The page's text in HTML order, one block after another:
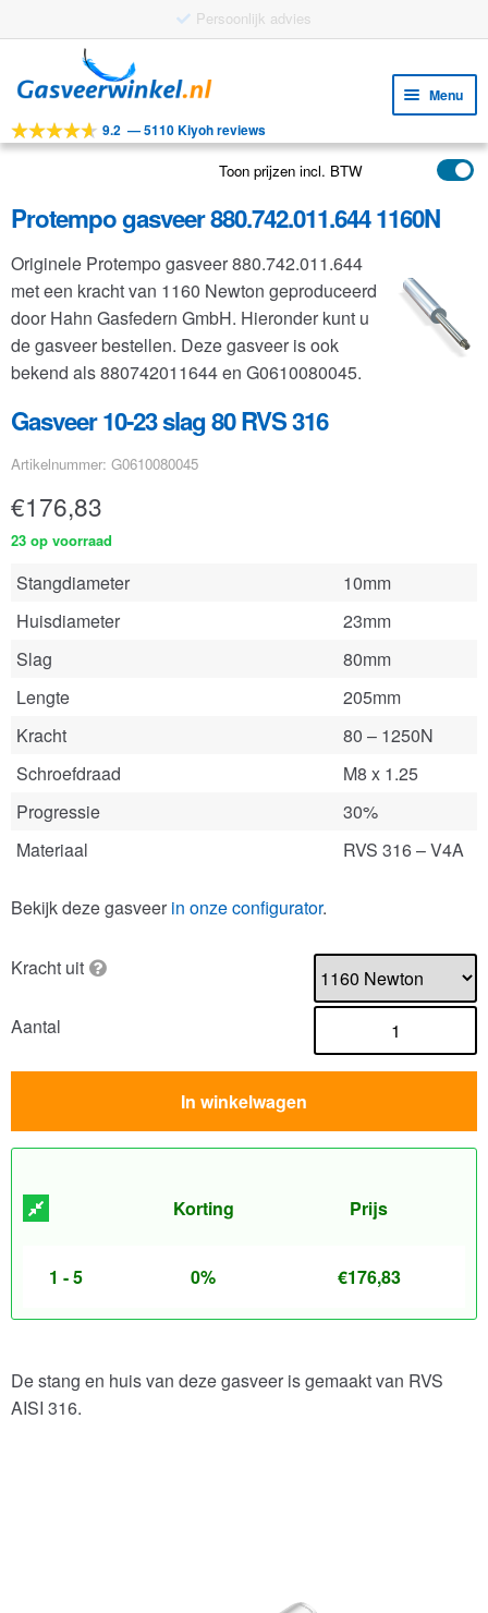
Gratis verzending vanaf €25
door
navigatie
naar
inhoud
Menu
Tools
Toepassingen
Klantenservice
FAQ
9.2 —5110 Kiyoh reviews
Toon prijzen incl. BTW
Protempo gasveer 880.742.011.644 1160N
Originele Protempo gasveer 880.742.011.644
met een kracht van 1160 Newton geproduceerd
door Hahn Gasfedern GmbH. Hieronder kunt u
de gasveer bestellen. Deze gasveer is ook
bekend als 880742011644 en G0610080045.
Gasveer 10-23 slag 80 RVS 316
Artikelnummer: G0610080045
€176,83
23 op voorraad
Stangdiameter
10mm
Huisdiameter
23mm
Slag
80mm
Lengte
205mm
Kracht
80 – 1250N
Schroefdraad
M8 x 1.25
Progressie
30%
Materiaal
RVS 316 – V4A
Bekijk deze gasveer in onze configurator.
Kracht uit
Aantal
In winkelwagen
Korting Prijs
1 - 5 0% €176,83
De stang en huis van deze gasveer is gemaakt van RVS
AISI 316.